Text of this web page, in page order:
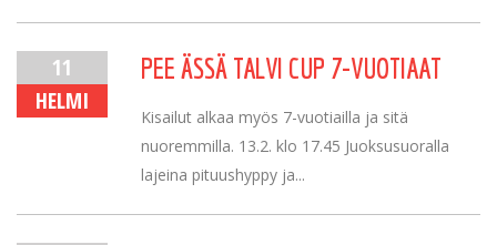
11
HELMI
PEE ÄSSÄ TALVI CUP 7-VUOTIAAT
Kisailut alkaa myös 7-vuotiailla ja sitä
nuoremmilla. 13.2. klo 17.45 Juoksusuoralla
lajeina pituushyppy ja...